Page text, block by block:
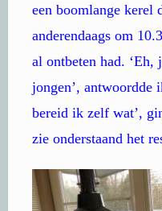
een boomlange kerel
anderendaags om
al ontbeten had. ‘Eh,
jongen’, antwoordde
bereid ik zelf wat’,
zie onderstaand het